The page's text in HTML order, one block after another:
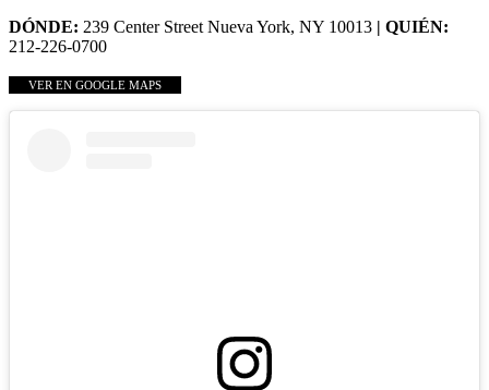
DÓNDE: 239 Center Street Nueva York, NY 10013 | QUIÉN:
212-226-0700
VER EN GOOGLE MAPS